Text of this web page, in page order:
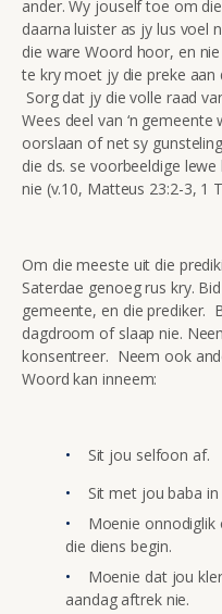
ander. Wy jouself toe om
daarna luister as jy lus voel
die ware Woord hoor, en
te kry moet jy die preke aan
Sorg dat jy die volle raad
Wees deel van ‘n
oorslaan of net sy
die ds. se voorbeeldige
nie (v.10, Matteus 23:2-3, 1
Om die meeste uit die
Saterdae genoeg rus kry.
gemeente, en die prediker.
dagdroom of slaap nie.
konsentreer. Neem ook
Woord kan inneem:
Sit jou selfoon af.
Sit met jou baba
Moenie onnodiglik
die diens begin.
Moenie dat jou
aandag aftrek nie.